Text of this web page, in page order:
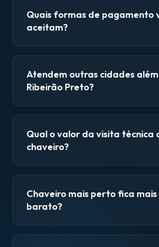
Quais formas de pagamento
aceitam?
Atendem outras cidades
Ribeirão Preto?
Qual o valor da visita técnica
chaveiro?
Chaveiro mais perto fica mais
barato?